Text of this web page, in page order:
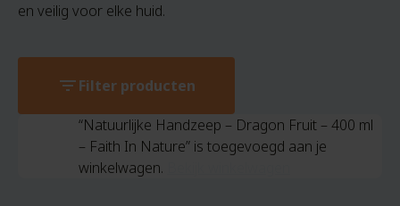
en veilig voor elke huid.
filter_listFilter producten
“Natuurlijke Handzeep – Dragon Fruit – 400 ml
– Faith In Nature” is toegevoegd aan je
winkelwagen.